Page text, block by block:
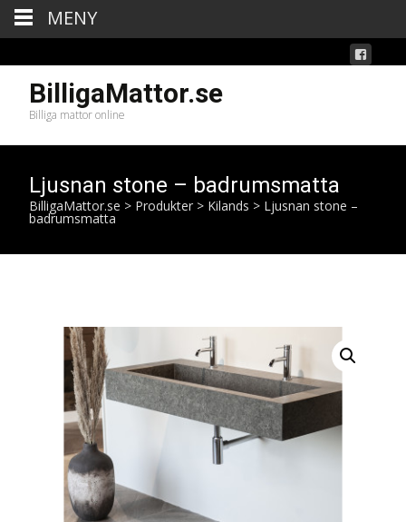
BilligaMattor.se
Billiga mattor online
Ljusnan stone – badrumsmatta
BilligaMattor.se > Produkter > Kilands > Ljusnan stone –
badrumsmatta
MENY